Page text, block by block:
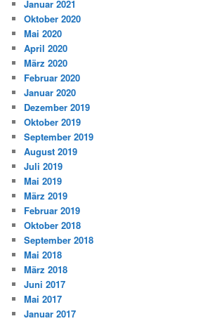
Januar 2021
Oktober 2020
Mai 2020
April 2020
März 2020
Februar 2020
Januar 2020
Dezember 2019
Oktober 2019
September 2019
August 2019
Juli 2019
Mai 2019
März 2019
Februar 2019
Oktober 2018
September 2018
Mai 2018
März 2018
Juni 2017
Mai 2017
Januar 2017